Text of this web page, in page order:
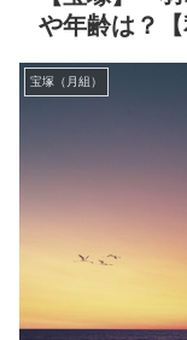
や年齢は？【
宝塚（月組）